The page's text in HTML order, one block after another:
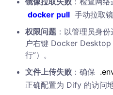
docker pull 手动拉取镜
权限问题 ：以管理员身
户右键 Docker Desktop
行”）。
文件上传失败 ：确保
正确配置为 Dify 的访问地